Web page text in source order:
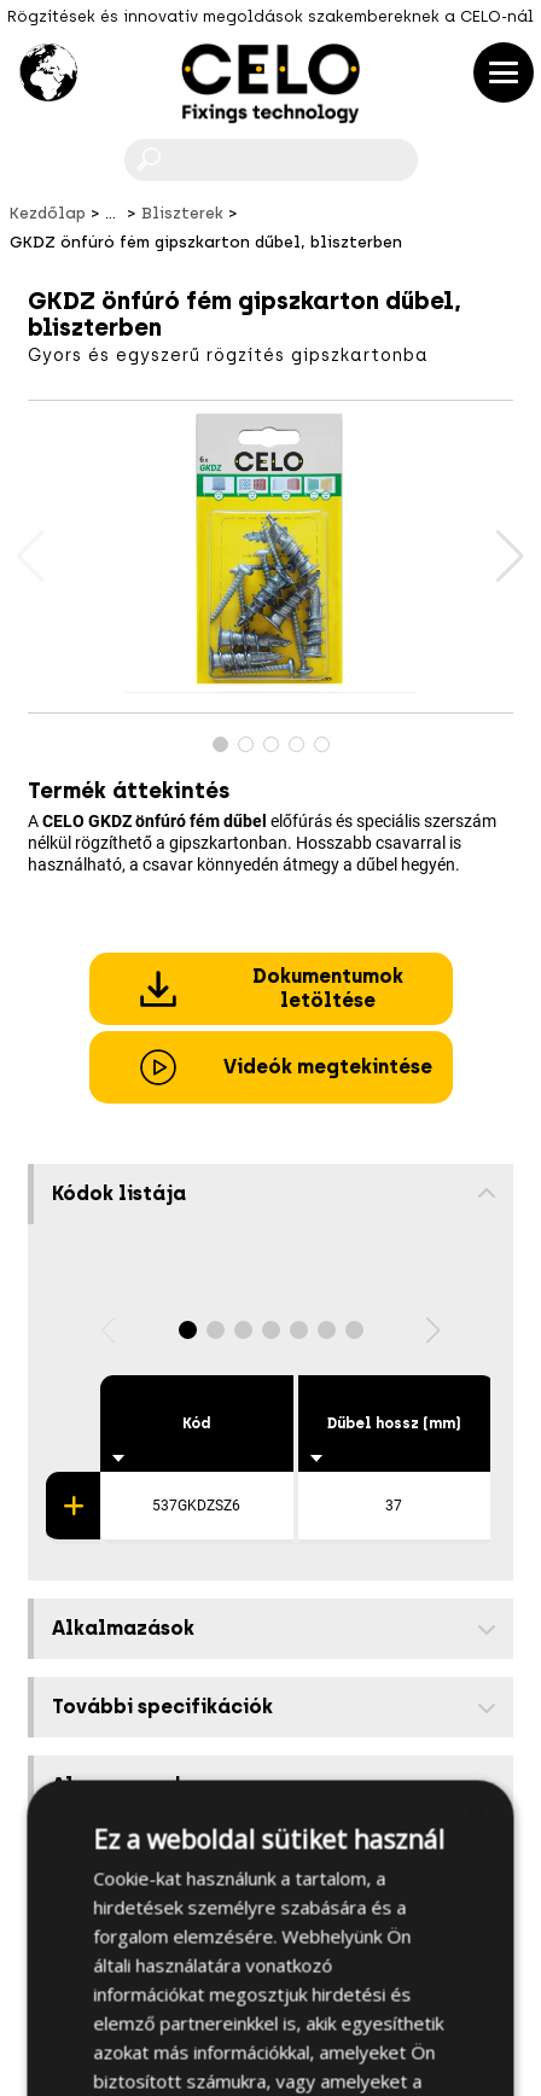
Rögzítések és innovatív megoldások szakembereknek a CELO-nál
Kezdőlap ...
Bliszterek
GKDZ önfúró fém gipszkarton dűbel, bliszterben
GKDZ önfúró fém gipszkarton dűbel,
bliszterben
Gyors és egyszerű rögzítés gipszkartonba
Termék áttekintés
ACELO GKDZ önfúró fém dűbel előfúrás és speciális szerszám
nélkül rögzíthető a gipszkartonban. Hosszabb csavarral is
használható, a csavar könnyedén átmegy a dűbel hegyén.
Dokumentumok
letöltése
Videók megtekintése
Kódok listája
Kód
537GKDZSZ6
Dűbel hossz (mm)
37
Alkalmazások
További specifikációk
Alapanyagok
Telepítési útmutató
Ez a weboldal sütiket használ
Cookie-kat használunk a tartalom, a
hirdetések személyre szabására és a
forgalom elemzésére. Webhelyünk Ön
általi használatára vonatkozó
információkat megosztjuk hirdetési és
elemző partnereinkkel is, akik egyesíthetik
azokat más információkkal, amelyeket Ön
biztosított számukra, vagy amelyeket a